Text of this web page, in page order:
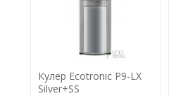
Кулер Ecotronic P9-LX
Silver+SS